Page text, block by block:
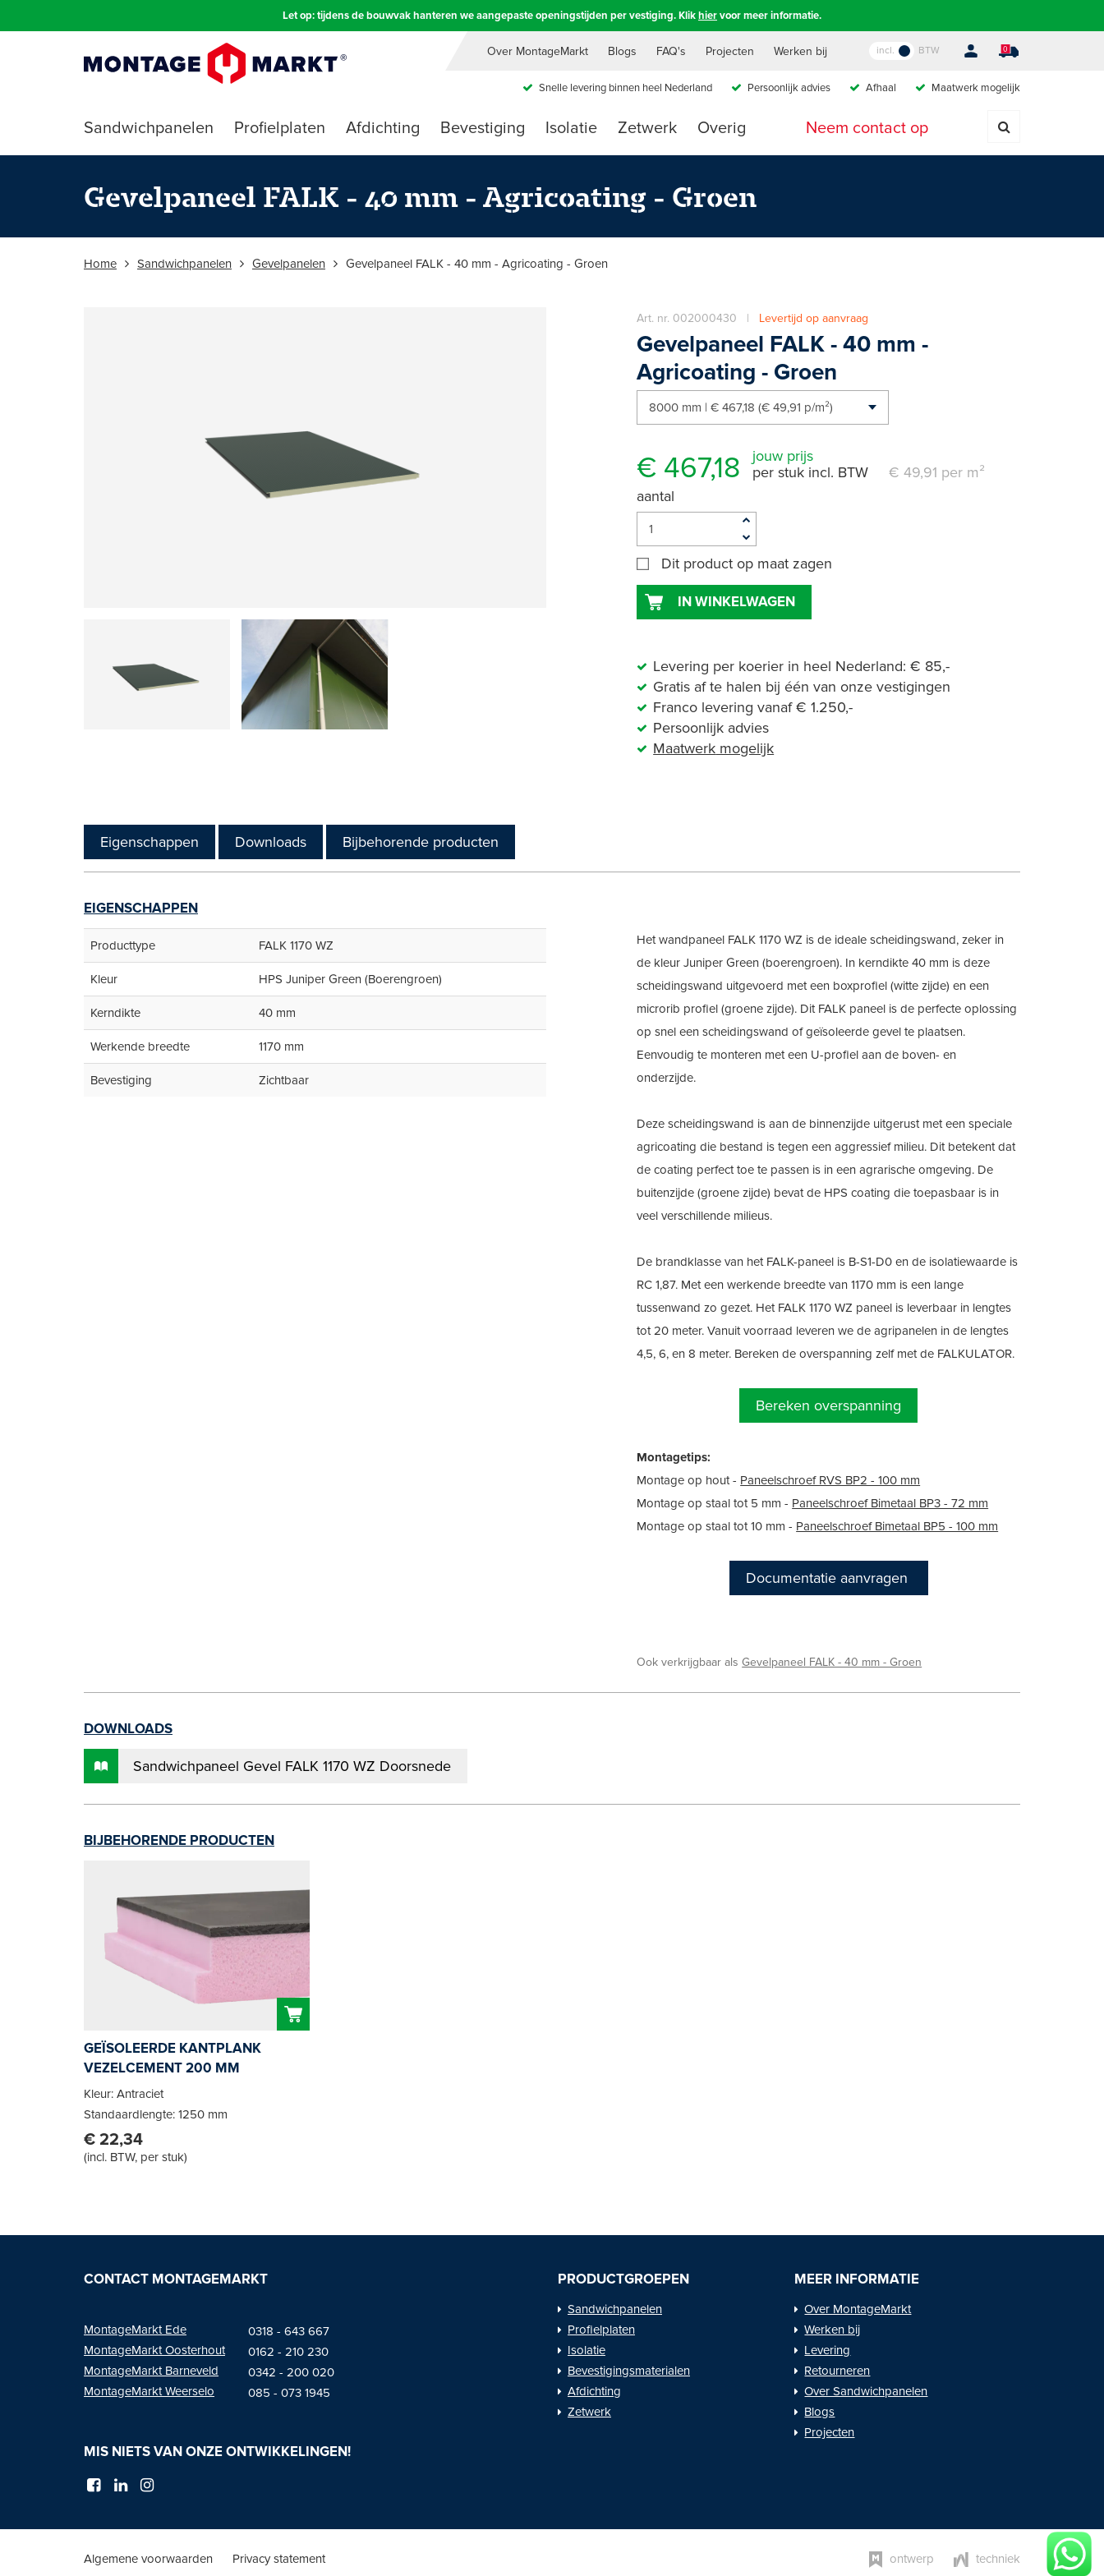
Let op: tijdens de bouwvak hanteren we aangepaste openingstijden per vestiging. Klikhiervoor meer informatie.
Over MontageMarkt Blogs FAQ's Projecten Werken bij incl. BTW 0
Snelle levering binnen heel Nederland Persoonlijk advies Afhaal Maatwerk mogelijk
Sandwichpanelen Profielplaten Afdichting Bevestiging Isolatie Zetwerk Overig Neem contact op
Gevelpaneel FALK - 40 mm - Agricoating - Groen
Home Sandwichpanelen Gevelpanelen Gevelpaneel FALK - 40 mm - Agricoating - Groen
Art. nr. 002000430 | Levertijd op aanvraag
Gevelpaneel FALK - 40 mm -
Agricoating - Groen
€ 467,18
jouw prijs
per stuk incl. BTW
€ 49,91 per m²
aantal
Dit product op maat zagen
IN WINKELWAGEN
Levering per koerier in heel Nederland: € 85,-
Gratis af te halen bij één van onze vestigingen
Franco levering vanaf € 1.250,-
Persoonlijk advies
Maatwerk mogelijk
Eigenschappen Downloads Bijbehorende producten
EIGENSCHAPPEN
Producttype FALK 1170 WZ
Kleur HPS Juniper Green (Boerengroen)
Kerndikte 40 mm
Werkende breedte 1170 mm
Bevestiging Zichtbaar
Het wandpaneel FALK 1170 WZ is de ideale scheidingswand, zeker in
de kleur Juniper Green (boerengroen). In kerndikte 40 mm is deze
scheidingswand uitgevoerd met een boxprofiel (witte zijde) en een
microrib profiel (groene zijde). Dit FALK paneel is de perfecte oplossing
op snel een scheidingswand of geïsoleerde gevel te plaatsen.
Eenvoudig te monteren met een U-profiel aan de boven- en
onderzijde.
Deze scheidingswand is aan de binnenzijde uitgerust met een speciale
agricoating die bestand is tegen een aggressief milieu. Dit betekent dat
de coating perfect toe te passen is in een agrarische omgeving. De
buitenzijde (groene zijde) bevat de HPS coating die toepasbaar is in
veel verschillende milieus.
De brandklasse van het FALK-paneel is B-S1-D0 en de isolatiewaarde is
RC 1,87. Met een werkende breedte van 1170 mm is een lange
tussenwand zo gezet. Het FALK 1170 WZ paneel is leverbaar in lengtes
tot 20 meter. Vanuit voorraad leveren we de agripanelen in de lengtes
4,5, 6, en 8 meter. Bereken de overspanning zelf met de FALKULATOR.
Bereken overspanning
Montagetips:
Montage op hout - Paneelschroef RVS BP2 - 100 mm
Montage op staal tot 5 mm - Paneelschroef Bimetaal BP3 - 72 mm
Montage op staal tot 10 mm - Paneelschroef Bimetaal BP5 - 100 mm
Documentatie aanvragen
Ook verkrijgbaar alsGevelpaneel FALK - 40 mm - Groen
DOWNLOADS
Sandwichpaneel Gevel FALK 1170 WZ Doorsnede
BIJBEHORENDE PRODUCTEN
GEÏSOLEERDE KANTPLANK
VEZELCEMENT 200 MM
Kleur: Antraciet
Standaardlengte: 1250 mm
€ 22,34
(incl. BTW, per stuk)
CONTACT MONTAGEMARKT
MontageMarkt Ede
MontageMarktOosterhout
MontageMarkt Barneveld
MontageMarkt Weerselo
0318 - 643 667
0162 - 210 230
0342 - 200 020
085 - 073 1945
MIS NIETS VAN ONZE ONTWIKKELINGEN!
PRODUCTGROEPEN
Sandwichpanelen
Profielplaten
Isolatie
Bevestigingsmaterialen
Afdichting
Zetwerk
MEER INFORMATIE
Over MontageMarkt
Werken bij
Levering
Retourneren
Over Sandwichpanelen
Blogs
Projecten
Algemene voorwaarden Privacy statement ontwerp techniek